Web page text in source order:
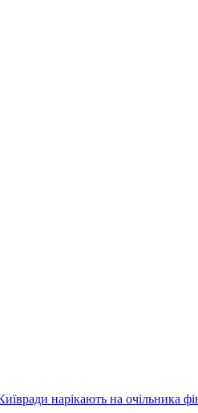
нарікають на очільника